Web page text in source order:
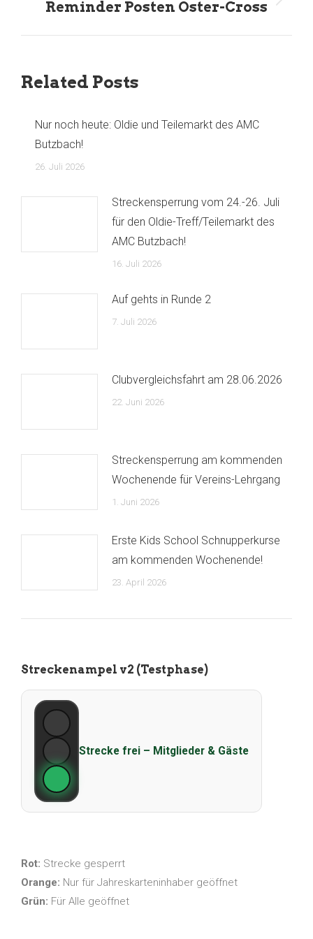
Nächster
Reminder Posten Oster-Cross
Related Posts
Nur noch heute: Oldie und Teilemarkt des AMC
Butzbach!
26. Juli 2026
Streckensperrung vom 24.-26. Juli
für den Oldie-Treff/Teilemarkt des
AMC Butzbach!
16. Juli 2026
Auf gehts in Runde 2
7. Juli 2026
Clubvergleichsfahrt am 28.06.2026
22. Juni 2026
Streckensperrung am kommenden
Wochenende für Vereins-Lehrgang
1. Juni 2026
Erste Kids School Schnupperkurse
am kommenden Wochenende!
23. April 2026
Streckenampel v2 (Testphase)
Strecke frei – Mitglieder & Gäste
Rot: Strecke gesperrt
Orange: Nur für Jahreskarteninhaber geöffnet
Grün: Für Alle geöffnet